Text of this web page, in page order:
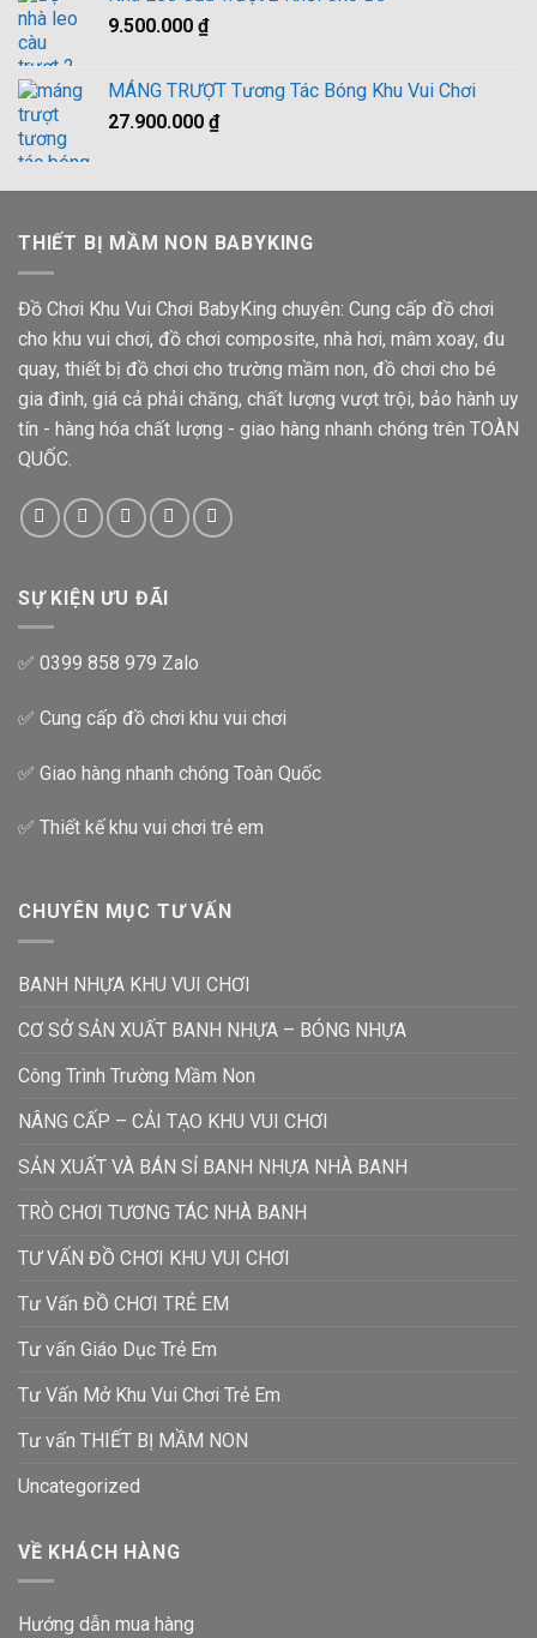
9.500.000 ₫
MÁNG TRƯỢT Tương Tác Bóng Khu Vui Chơi
27.900.000 ₫
THIẾT BỊ MẦM NON BABYKING
Đồ Chơi Khu Vui Chơi BabyKing chuyên: Cung cấp đồ chơi
cho khu vui chơi, đồ chơi composite, nhà hơi, mâm xoay, đu
quay, thiết bị đồ chơi cho trường mầm non, đồ chơi cho bé
gia đình, giá cả phải chăng, chất lượng vượt trội, bảo hành uy
tín - hàng hóa chất lượng - giao hàng nhanh chóng trên TOÀN
QUỐC.
SỰ KIỆN ƯU ĐÃI
✅ 0399 858 979 Zalo
✅ Cung cấp đồ chơi khu vui chơi
✅ Giao hàng nhanh chóng Toàn Quốc
✅ Thiết kế khu vui chơi trẻ em
CHUYÊN MỤC TƯ VẤN
BANH NHỰA KHU VUI CHƠI
CƠ SỞ SẢN XUẤT BANH NHỰA – BÓNG NHỰA
Công Trình Trường Mầm Non
NÂNG CẤP – CẢI TẠO KHU VUI CHƠI
SẢN XUẤT VÀ BÁN SỈ BANH NHỰA NHÀ BANH
TRÒ CHƠI TƯƠNG TÁC NHÀ BANH
TƯ VẤN ĐỒ CHƠI KHU VUI CHƠI
Tư Vấn ĐỒ CHƠI TRẺ EM
Tư vấn Giáo Dục Trẻ Em
Tư Vấn Mở Khu Vui Chơi Trẻ Em
Tư vấn THIẾT BỊ MẦM NON
Uncategorized
VỀ KHÁCH HÀNG
Hướng dẫn mua hàng